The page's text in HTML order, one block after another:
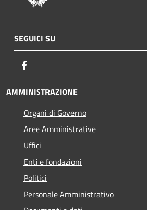
SEGUICI SU
AMMINISTRAZIONE
Organi di Governo
Aree Amministrative
Uffici
Enti e fondazioni
Politici
Personale Amministrativo